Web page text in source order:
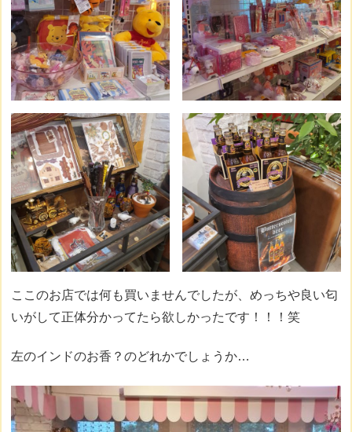
ここのお店では何も買いませんでしたが、めっちや良い匂
いがして正体分かってたら欲しかったです！！！笑
左のインドのお香？のどれかでしょうか…